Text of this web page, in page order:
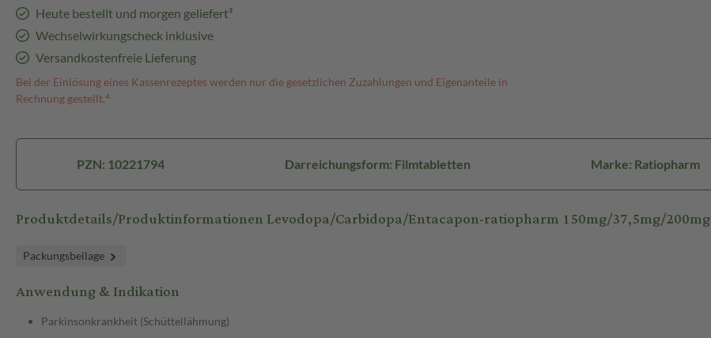
Heute bestellt und morgen geliefert³
Wechselwirkungscheck inklusive
Versandkostenfreie Lieferung
Bei der Einlösung eines Kassenrezeptes werden nur die gesetzlichen Zuzahlungen und Eigenanteile in
Rechnung gestellt.⁴
PZN: 10221794 Darreichungsform: Filmtabletten Marke: Ratiopharm
Produktdetails/Produktinformationen Levodopa/Carbidopa/Entacapon-ratiopharm 150mg/37,5mg/200mg
Packungsbeilage
Anwendung & Indikation
Parkinsonkrankheit (Schüttellähmung)